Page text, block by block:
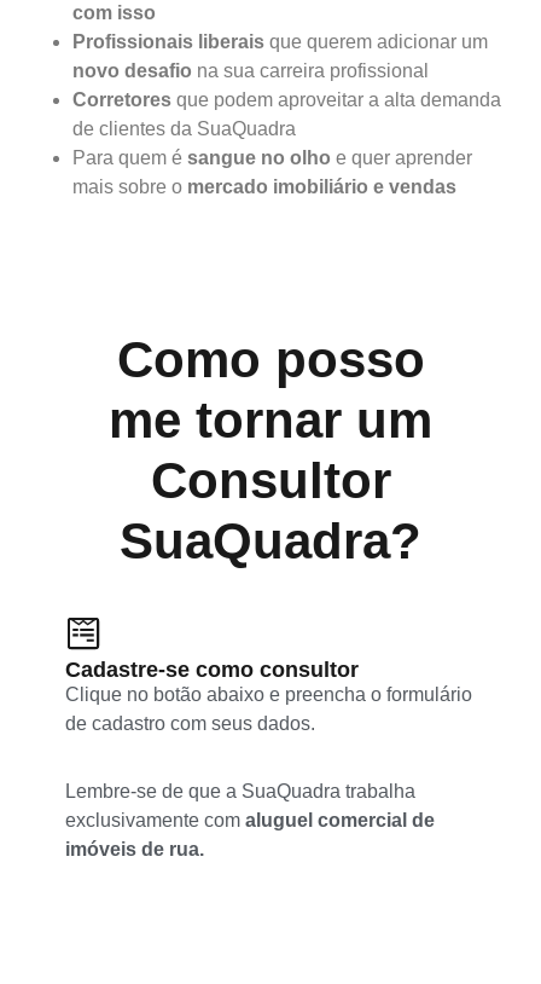
com isso
Profissionais liberais que querem adicionar um
novo desafio na sua carreira profissional
Corretores que podem aproveitar a alta demanda
de clientes da SuaQuadra
Para quem é sangue no olho e quer aprender
mais sobre o mercado imobiliário e vendas
Como posso
me tornar um
Consultor
SuaQuadra?
Cadastre-se como consultor
Clique no botão abaixo e preencha o formulário
de cadastro com seus dados.
Lembre-se de que a SuaQuadra trabalha
exclusivamente comaluguel comercial de
imóveis de rua.